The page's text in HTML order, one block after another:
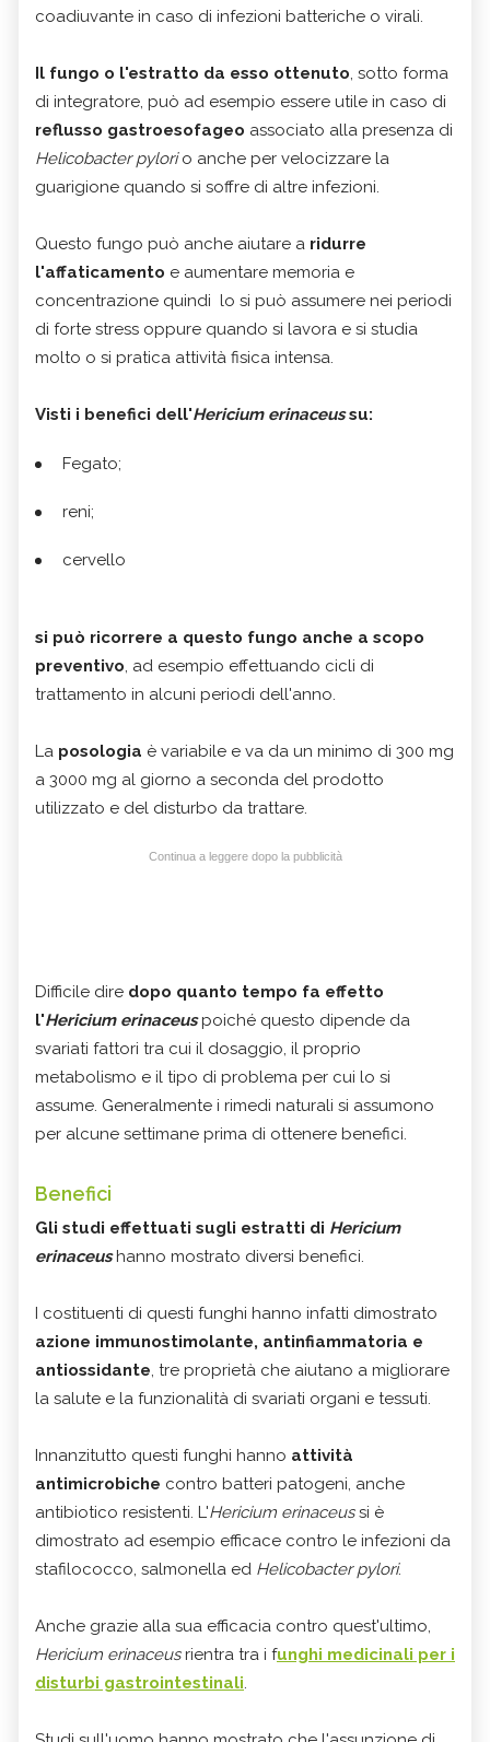
coadiuvante in caso di infezioni batteriche o virali.
Il fungo o l'estratto da esso ottenuto, sotto forma
di integratore, può ad esempio essere utile in caso di
reflusso gastroesofageo associato alla presenza di
Helicobacter pylorio anche per velocizzare la
guarigione quando si soffre di altre infezioni.
Questo fungo può anche aiutare a ridurre
l'affaticamento e aumentare memoria e
concentrazione quindi lo si può assumere nei periodi
di forte stress oppure quando si lavora e si studia
molto o si pratica attività fisica intensa.
Visti i benefici dell'Hericium erinaceussu:
Fegato;
reni;
cervello
si può ricorrere a questo fungo anche a scopo
preventivo, ad esempio effettuando cicli di
trattamento in alcuni periodi dell'anno.
La posologia è variabile e va da un minimo di 300 mg
a 3000 mg al giorno a seconda del prodotto
utilizzato e del disturbo da trattare.
Continua a leggere dopo la pubblicità
Difficile dire dopo quanto tempo fa effetto
l'Hericium erinaceuspoiché questo dipende da
svariati fattori tra cui il dosaggio, il proprio
metabolismo e il tipo di problema per cui lo si
assume. Generalmente i rimedi naturali si assumono
per alcune settimane prima di ottenere benefici.
Benefici
Gli studi effettuati sugli estratti di Hericium
erinaceushanno mostrato diversi benefici.
I costituenti di questi funghi hanno infatti dimostrato
azione immunostimolante, antinfiammatoria e
antiossidante, tre proprietà che aiutano a migliorare
la salute e la funzionalità di svariati organi e tessuti.
Innanzitutto questi funghi hanno attività
antimicrobiche contro batteri patogeni, anche
antibiotico resistenti. L'Hericium erinaceussi è
dimostrato ad esempio efficace contro le infezioni da
stafilococco, salmonella ed Helicobacter pylori.
Anche grazie alla sua efficacia contro quest'ultimo,
Hericium erinaceusrientra tra i funghi medicinali per i
disturbi gastrointestinali.